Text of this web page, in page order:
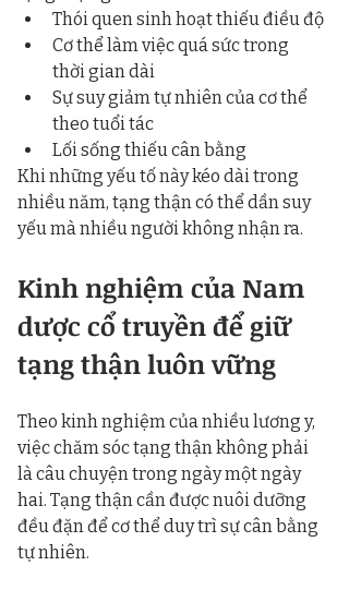
Thói quen sinh hoạt thiếu điều độ
Cơ thể làm việc quá sức trong
thời gian dài
Sự suy giảm tự nhiên của cơ thể
theo tuổi tác
Lối sống thiếu cân bằng
Khi những yếu tố này kéo dài trong
nhiều năm, tạng thận có thể dần suy
yếu mà nhiều người không nhận ra.
Kinh nghiệm của Nam
dược cổ truyền để giữ
tạng thận luôn vững
Theo kinh nghiệm của nhiều lương y,
việc chăm sóc tạng thận không phải
là câu chuyện trong ngày một ngày
hai. Tạng thận cần được nuôi dưỡng
đều đặn để cơ thể duy trì sự cân bằng
tự nhiên.